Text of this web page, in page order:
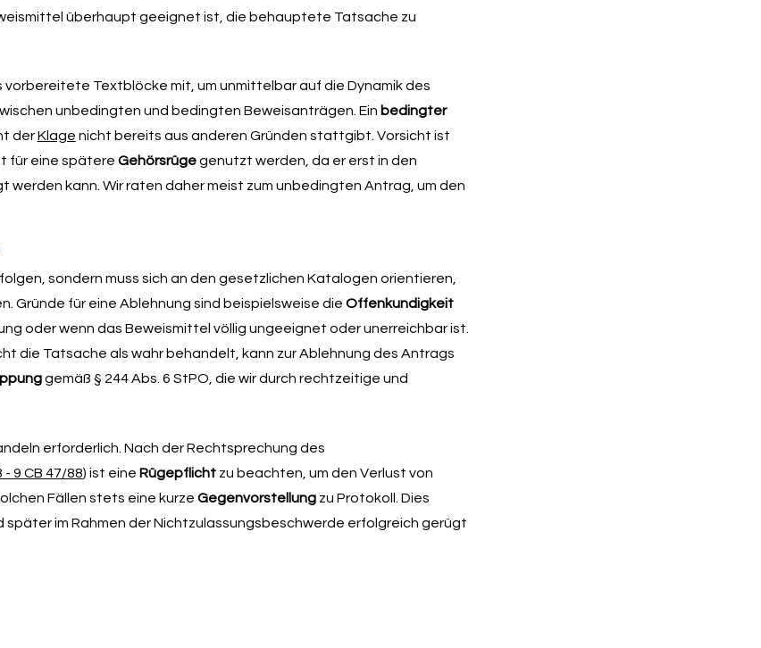
überhaupt geeignet ist, die behauptete Tatsache zu
vorbereitete Textblöcke mit, um unmittelbar auf die Dynamik des
unbedingten und bedingten Beweisanträgen. Ein bedingter
derKlage nicht bereits aus anderen Gründen stattgibt. Vorsicht ist
für eine spätere Gehörsrügegenutzt werden, da er erst in den
kann. Wir raten daher meist zum unbedingten Antrag, um den
sondern muss sich an den gesetzlichen Katalogen orientieren,
Gründe für eine Ablehnung sind beispielsweise die Offenkundigkeit
oder wenn das Beweismittel völlig ungeeignet oder unerreichbar ist.
die Tatsache als wahr behandelt, kann zur Ablehnung des Antrags
gemäß § 244 Abs. 6 StPO, die wir durch rechtzeitige und
erforderlich. Nach der Rechtsprechung des
- 9 CB 47/88) ist eine Rügepflichtzu beachten, um den Verlust von
Fällen stets eine kurze Gegenvorstellungzu Protokoll. Dies
im Rahmen der Nichtzulassungsbeschwerde erfolgreich gerügt